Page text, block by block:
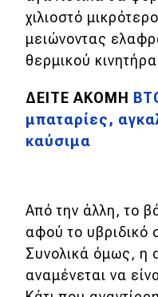
Νέα
Παρουσιάσεις
DRIVE Away
MOTO
Οδηγός αγοράς
Συμβουλές
χιλιοστό
μειώνοντας
θερμικού
ΔΕΙΤΕ ΑΚΟΜΗ
μπαταρίες,
καύσιμα
Από την άλλη, το
αφού το υβριδικό
Συνολικά όμως, η
αναμένεται να